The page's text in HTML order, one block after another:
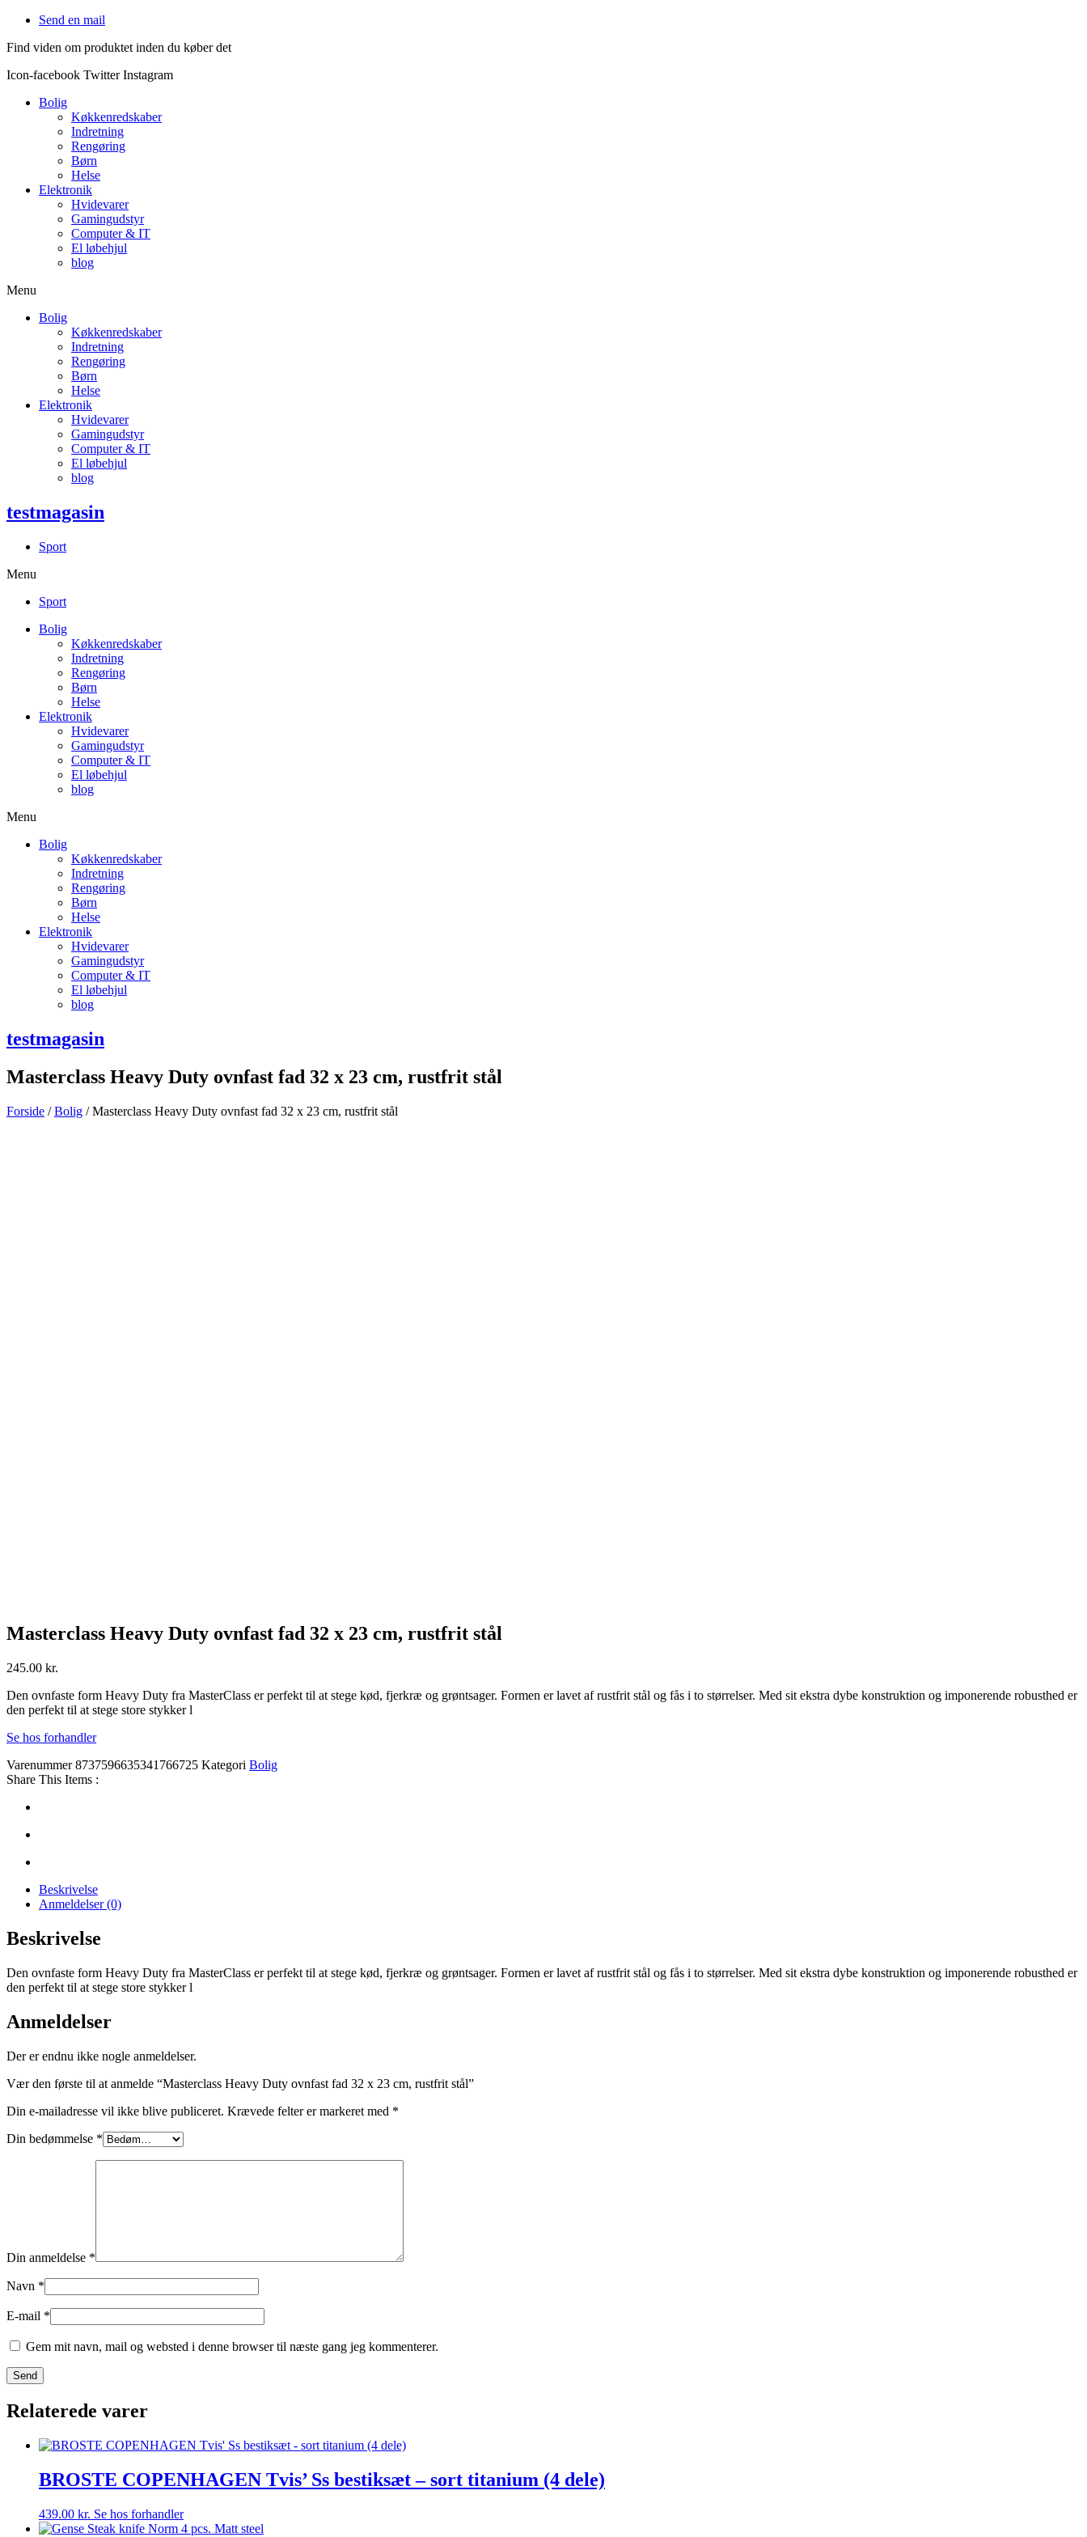
Videre
indhold
Send en mail
Find viden om produktet inden du køber det
Icon-facebook Twitter Instagram
Bolig
Køkkenredskaber
Indretning
Rengøring
Børn
Helse
Elektronik
Hvidevarer
Gamingudstyr
Computer & IT
El løbehjul
blog
Menu
Bolig
Køkkenredskaber
Indretning
Rengøring
Børn
Helse
Elektronik
Hvidevarer
Gamingudstyr
Computer & IT
El løbehjul
blog
testmagasin
Sport
Menu
Sport
Bolig
Køkkenredskaber
Indretning
Rengøring
Børn
Helse
Elektronik
Hvidevarer
Gamingudstyr
Computer & IT
El løbehjul
blog
Menu
Bolig
Køkkenredskaber
Indretning
Rengøring
Børn
Helse
Elektronik
Hvidevarer
Gamingudstyr
Computer & IT
El løbehjul
blog
testmagasin
Masterclass Heavy Duty ovnfast fad 32 x 23 cm, rustfrit stål
Forside /Bolig / Masterclass Heavy Duty ovnfast fad 32 x 23 cm, rustfrit stål
Masterclass Heavy Duty ovnfast fad 32 x 23 cm, rustfrit stål
245.00 kr.
Den ovnfaste form Heavy Duty fra MasterClass er perfekt til at stege kød, fjerkræ og grøntsager. Formen er lavet af rustfrit stål og fås i to størrelser. Med sit ekstra dybe konstruktion og imponerende robusthed er
den perfekt til at stege store stykker l
Se hos forhandler
Varenummer8737596635341766725 Kategori Bolig
Share This Items :
Beskrivelse
Anmeldelser (0)
Beskrivelse
Den ovnfaste form Heavy Duty fra MasterClass er perfekt til at stege kød, fjerkræ og grøntsager. Formen er lavet af rustfrit stål og fås i to størrelser. Med sit ekstra dybe konstruktion og imponerende robusthed er
den perfekt til at stege store stykker l
Anmeldelser
Der er endnu ikke nogle anmeldelser.
Vær den første til at anmelde “Masterclass Heavy Duty ovnfast fad 32 x 23 cm, rustfrit stål”
Din e-mailadresse vil ikke blive publiceret. Krævede felter er markeret med *
Din bedømmelse *
Din anmeldelse *
Navn *
E-mail *
Gem mit navn, mail og websted i denne browser til næste gang jeg kommenterer.
Relaterede varer
BROSTE COPENHAGEN Tvis’ Ss bestiksæt – sort titanium (4 dele)
439.00 kr. Se hos forhandler